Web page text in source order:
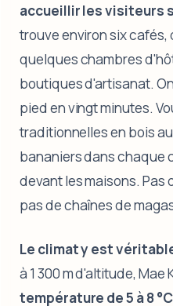
accueillir les visiteurs
trouve environ six
quelques chambres
boutiques d'artisanat.
pied en vingt minutes.
traditionnelles en bois
bananiers dans chaque
devant les maisons. Pas
pas de chaînes de
Le climat y est
à 1 300 m d'altitude,
température de 5 à 8